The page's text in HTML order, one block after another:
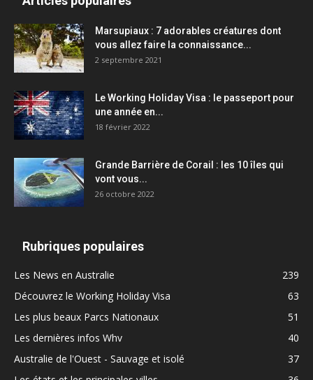
Marsupiaux : 7 adorables créatures dont
vous allez faire la connaissance...
2 septembre 2021
Le Working Holiday Visa : le passeport pour
une année en...
18 février 2022
Grande Barrière de Corail : les 10 îles qui
vont vous...
26 octobre 2022
Rubriques populaires
Les News en Australie
239
Découvrez le Working Holiday Visa
63
Les plus beaux Parcs Nationaux
51
Les dernières infos Whv
40
Australie de l'Ouest - Sauvage et isolé
37